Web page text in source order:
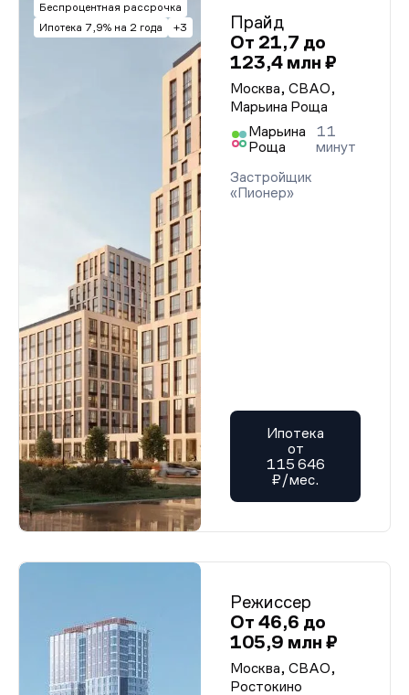
Беспроцентная рассрочка
Ипотека 7,9% на 2 года
+3
Прайд
От 21,7 до
123,4 млн ₽
Москва, СВАО,
Марьина Роща
Марьина
Роща
11
минут
Застройщик
«Пионер»
Ипотека
от
115 646
₽/мес.
Режиссер
От 46,6 до
105,9 млн ₽
Москва, СВАО,
Ростокино